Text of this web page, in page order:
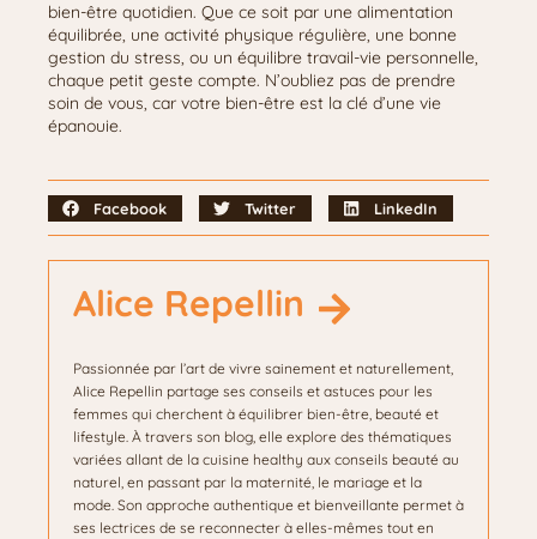
bien-être quotidien. Que ce soit par une alimentation
équilibrée, une activité physique régulière, une bonne
gestion du stress, ou un équilibre travail-vie personnelle,
chaque petit geste compte. N’oubliez pas de prendre
soin de vous, car votre bien-être est la clé d’une vie
épanouie.
Facebook Twitter LinkedIn
Alice Repellin
Passionnée par l’art de vivre sainement et naturellement,
Alice Repellin partage ses conseils et astuces pour les
femmes qui cherchent à équilibrer bien-être, beauté et
lifestyle. À travers son blog, elle explore des thématiques
variées allant de la cuisine healthy aux conseils beauté au
naturel, en passant par la maternité, le mariage et la
mode. Son approche authentique et bienveillante permet à
ses lectrices de se reconnecter à elles-mêmes tout en